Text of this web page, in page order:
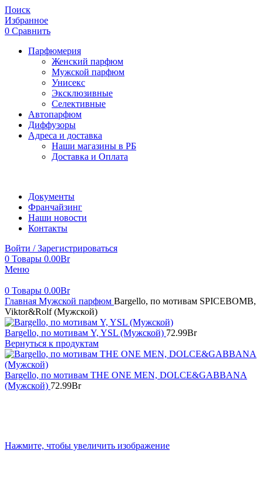
Поиск
Избранное
0 Сравнить
Парфюмерия
Женский парфюм
Мужской парфюм
Унисекс
Эксклюзивные
Селективные
Автопарфюм
Диффузоры
Адреса и доставка
Наши магазины в РБ
Доставка и Оплата
Документы
Франчайзинг
Наши новости
Контакты
Войти / Зарегистрироваться
0 Товары 0.00Br
Меню
0 Товары 0.00Br
Главная Мужской парфюм Bargello, по мотивам SPICEBOMB,
Viktor&Rolf (Мужской)
Bargello, по мотивам Y, YSL (Мужской) 72.99Br
Вернуться к продуктам
Bargello, по мотивам THE ONE MEN, DOLCE&GABBANA
(Мужской) 72.99Br
Нажмите, чтобы увеличить изображение